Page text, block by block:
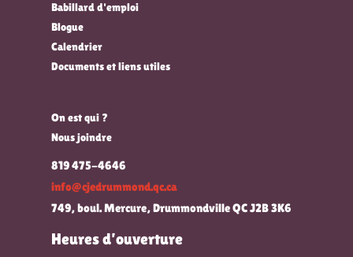
Babillard d'emploi
Blogue
Calendrier
Documents et liens utiles
On est qui ?
Nous joindre
819 475-4646
info@cjedrummond.qc.ca
749, boul. Mercure, Drummondville QC J2B 3K6
Heures d’ouverture